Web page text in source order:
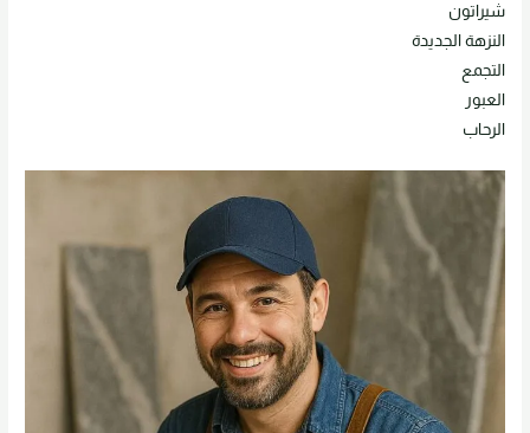
شيراتون
النزهة الجديدة
التجمع
العبور
الرحاب